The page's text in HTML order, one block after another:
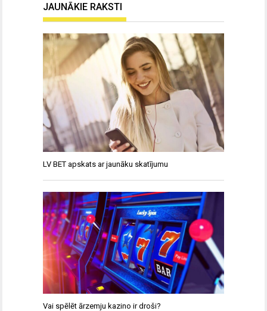
JAUNĀKIE RAKSTI
LV BET apskats ar jaunāku skatījumu
Vai spēlēt ārzemju kazino ir droši?